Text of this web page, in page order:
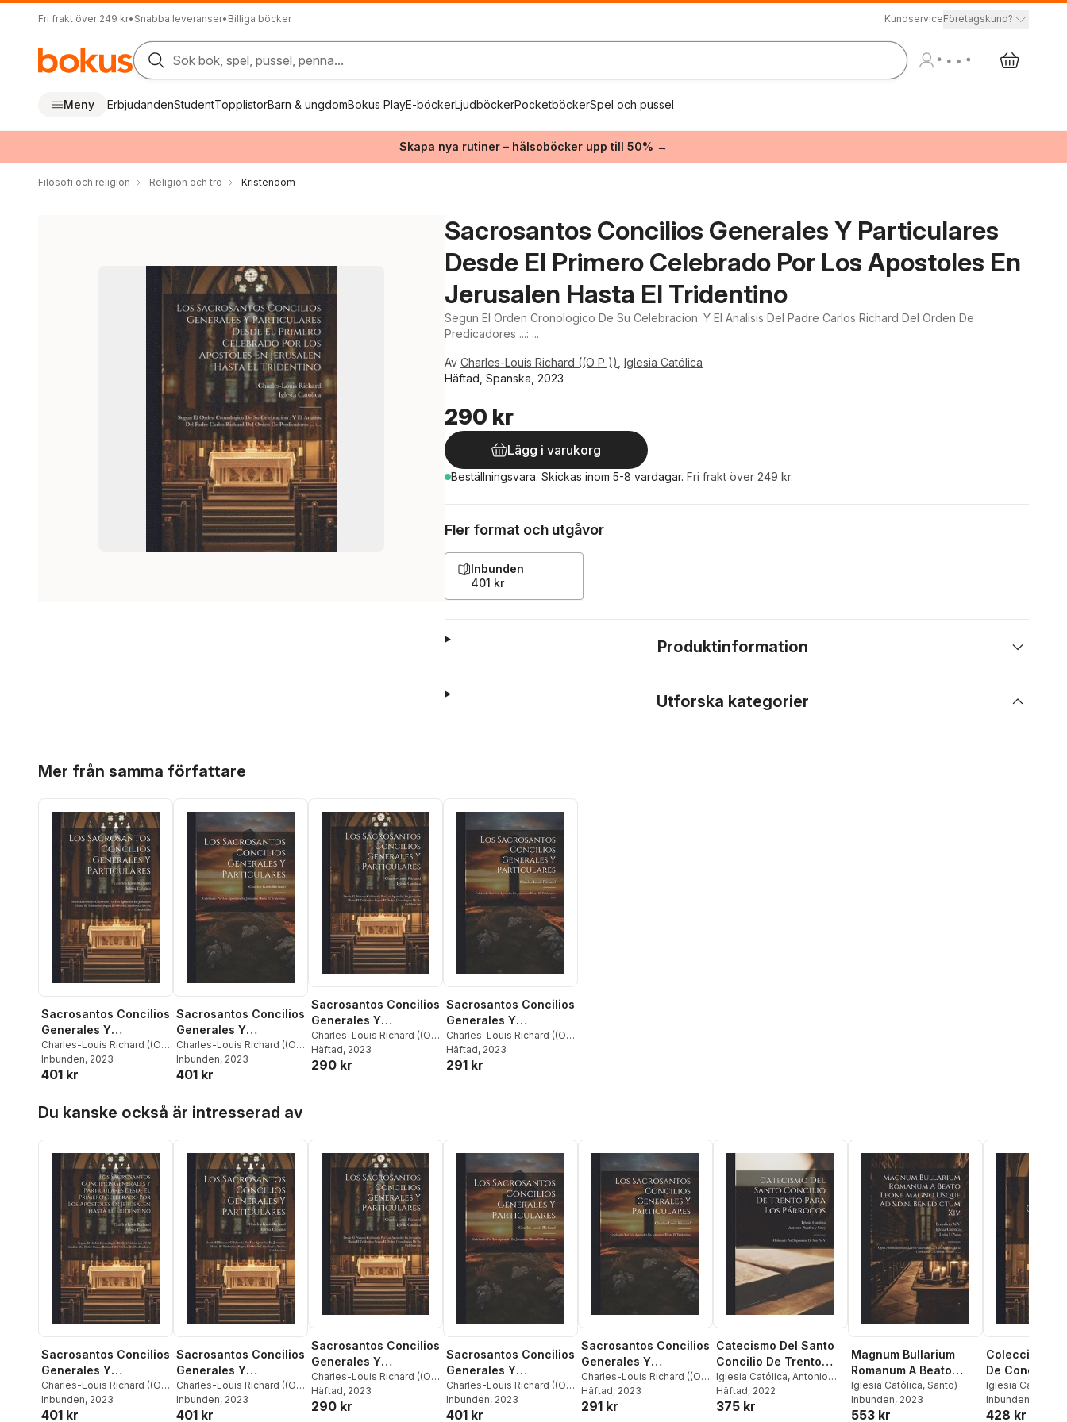
Fri frakt över 249 kr• Snabba leveranser• Billiga böcker KundserviceFöretagskund?
Sök bok, spel, pussel, penna...
Meny ErbjudandenStudentTopplistorBarn & ungdomBokus PlayE-böckerLjudböckerPocketböckerSpel och pussel
Skapa nya rutiner – hälsoböcker upp till 50% →
Filosofi och religion Religion och tro Kristendom
Sacrosantos Concilios Generales Y Particulares
Desde El Primero Celebrado Por Los Apostoles En
Jerusalen Hasta El Tridentino
Segun El Orden Cronologico De Su Celebracion: Y El Analisis Del Padre Carlos Richard Del Orden De
Predicadores ...: ...
Av Charles-Louis Richard ((O P )) Iglesia Católica
Häftad, Spanska, 2023
290 kr
Lägg i varukorg
Beställningsvara. Skickas inom 5-8 vardagar. Fri frakt över 249 kr.
Fler format och utgåvor
Inbunden
401 kr
Produktinformation
Utforska kategorier
Mer från samma författare
Sacrosantos Concilios
Generales Y
Particulares
Charles-Louis Richard ((O P
)),Iglesia Católica
Inbunden, 2023
401 kr
Sacrosantos Concilios
Generales Y
Particulares
Charles-Louis Richard ((O P
))
Inbunden, 2023
401 kr
Sacrosantos Concilios
Generales Y
Particulares
Charles-Louis Richard ((O P
)),Iglesia Católica
Häftad, 2023
290 kr
Sacrosantos Concilios
Generales Y
Particulares
Charles-Louis Richard ((O P
))
Häftad, 2023
291 kr
Du kanske också är intresserad av
Sacrosantos Concilios
Generales Y
Particulares Desde El
Primero Celebrado Por
Los Apostoles En
Charles-Louis Richard ((O P
)),Iglesia Católica
Inbunden, 2023
401 kr
Sacrosantos Concilios
Generales Y
Particulares
Charles-Louis Richard ((O P
)),Iglesia Católica
Inbunden, 2023
401 kr
Sacrosantos Concilios
Generales Y
Particulares
Charles-Louis Richard ((O P
)),Iglesia Católica
Häftad, 2023
290 kr
Sacrosantos Concilios
Generales Y
Particulares
Charles-Louis Richard ((O P
))
Inbunden, 2023
401 kr
Sacrosantos Concilios
Generales Y
Particulares
Charles-Louis Richard ((O P
))
Häftad, 2023
291 kr
Catecismo Del Santo
Concilio De Trento
Para Los Párrocos
Iglesia Católica, Antonio
Palafox Y Croy
Häftad, 2022
375 kr
Magnum Bullarium
Romanum A Beato
Leone Magno Usque
Ad S.d.n. Benedictum
Xiv
Iglesia Católica, Santo)
Inbunden, 2023
553 kr
Colección
De
Españoles...
Iglesia Católica
Inbunden
428 kr